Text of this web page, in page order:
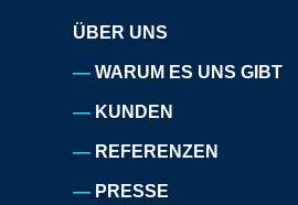
ÜBER UNS
WARUM ES UNS GIBT
KUNDEN
REFERENZEN
PRESSE